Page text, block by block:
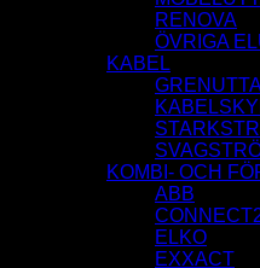
RENOVA
ÖVRIGA
KABEL
KOMBI- OCH
ABB
ELKO
EXXACT